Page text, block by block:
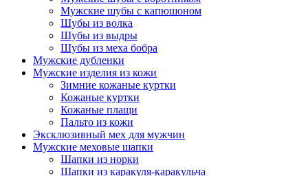
Мужские шубы с капюшоном
Шубы из волка
Шубы из выдры
Шубы из меха бобра
Мужские дубленки
Мужские изделия из кожи
Зимние кожаные куртки
Кожаные куртки
Кожаные плащи
Пальто из кожи
Эксклюзивный мех для мужчин
Мужские меховые шапки
Шапки из норки
Шапки из каракуля-каракульча